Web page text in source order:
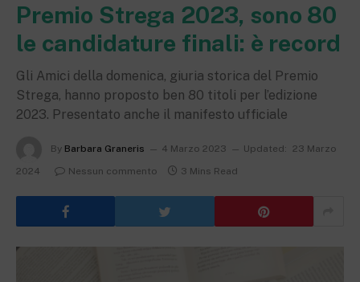
Premio Strega 2023, sono 80
le candidature finali: è record
Gli Amici della domenica, giuria storica del Premio
Strega, hanno proposto ben 80 titoli per l’edizione
2023. Presentato anche il manifesto ufficiale
By Barbara Graneris 4 Marzo 2023 Updated:
23 Marzo
2024
Nessun commento 3 Mins Read